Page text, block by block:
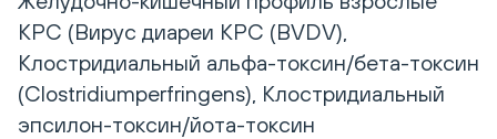
КРС (Вирус диареи КРС (BVDV),
Клостридиальный альфа-токсин/бета-токсин
(Clostridiumperfringens), Клостридиальный
эпсилон-токсин/йота-токсин